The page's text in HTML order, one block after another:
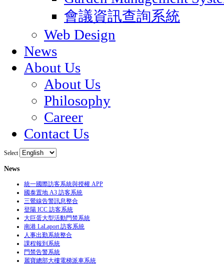
會議資訊查詢系統
Web Design
News
About Us
About Us
Philosophy
Career
Contact Us
Select
News
統一國際訪客系統與授權 APP
國泰置地 A3 訪客系統
三鶯線告警訊息整合
登陽 ICC 訪客系統
大巨蛋大型活動門禁系統
南港 LaLaport 訪客系統
人事出勤系統整合
課程報到系統
門禁告警系統
麗寶總部大樓電梯派車系統